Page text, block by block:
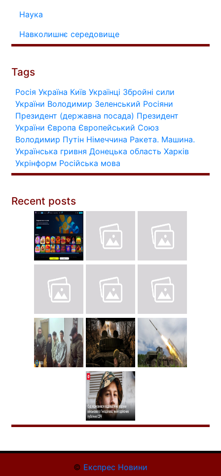
Наука
Навколишнє середовище
Tags
Росія Україна Київ Українці Збройні сили
України Володимир Зеленський Росіяни
Президент (державна посада) Президент
України Європа Європейський Союз
Володимир Путін Німеччина Ракета. Машина.
Українська гривня Донецька область Харків
Укрінформ Російська мова
Recent posts
© Експрес Новини